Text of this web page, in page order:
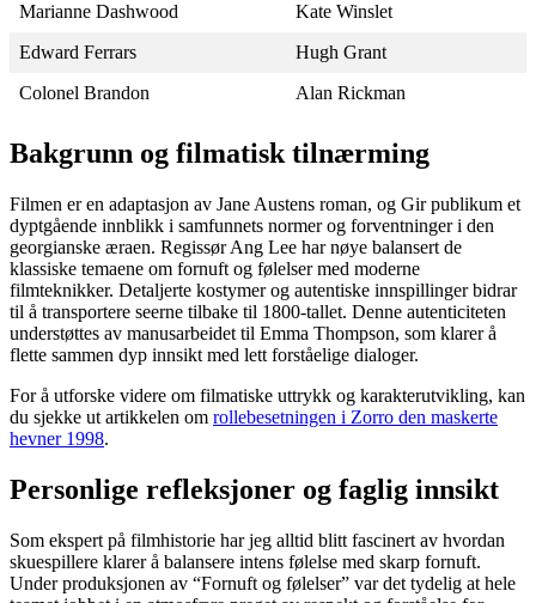
Marianne Dashwood
Kate Winslet
Edward Ferrars
Hugh Grant
Colonel Brandon
Alan Rickman
Bakgrunn og filmatisk tilnærming
Filmen er en adaptasjon av Jane Austens roman, og Gir publikum et
dyptgående innblikk i samfunnets normer og forventninger i den
georgianske æraen. Regissør Ang Lee har nøye balansert de
klassiske temaene om fornuft og følelser med moderne
filmteknikker. Detaljerte kostymer og autentiske innspillinger bidrar
til å transportere seerne tilbake til 1800-tallet. Denne autenticiteten
understøttes av manusarbeidet til Emma Thompson, som klarer å
flette sammen dyp innsikt med lett forståelige dialoger.
For å utforske videre om filmatiske uttrykk og karakterutvikling, kan
du sjekke ut artikkelen om rollebesetningen i Zorro den maskerte
hevner 1998.
Personlige refleksjoner og faglig innsikt
Som ekspert på filmhistorie har jeg alltid blitt fascinert av hvordan
skuespillere klarer å balansere intens følelse med skarp fornuft.
Under produksjonen av “Fornuft og følelser” var det tydelig at hele